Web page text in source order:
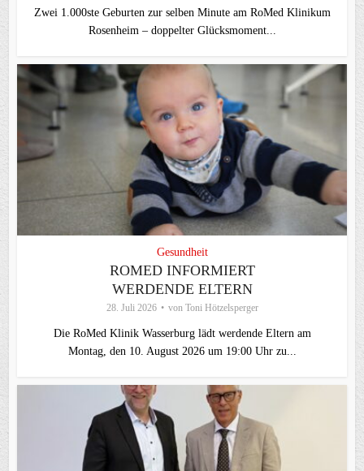
Zwei 1.000ste Geburten zur selben Minute am RoMed Klinikum
Rosenheim – doppelter Glücksmoment...
Gesundheit
ROMED INFORMIERT
WERDENDE ELTERN
28. Juli 2026 von Toni Hötzelsperger
Die RoMed Klinik Wasserburg lädt werdende Eltern am
Montag, den 10. August 2026 um 19:00 Uhr zu...